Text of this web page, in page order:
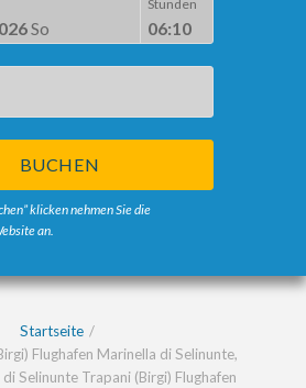
So
Stunden
06:10
BUCHEN
klicken nehmen Sie die
an.
Startseite
Flughafen Marinella di Selinunte,
Selinunte Trapani (Birgi) Flughafen